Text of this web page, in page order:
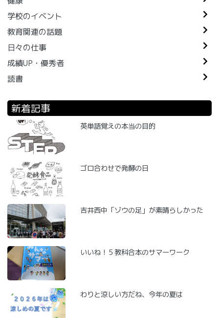
学校のイベント
教育関連の話題
日々の仕事
成績UP・優秀者
読書
新着記事
英単語覚えの本当の目的
ゴロ合わせで発酵の日
吉井西中「ゾウの足」が素晴らしかった
いいね！５教科合本のサマーワーク
わりと涼しい方だね、今年の夏は